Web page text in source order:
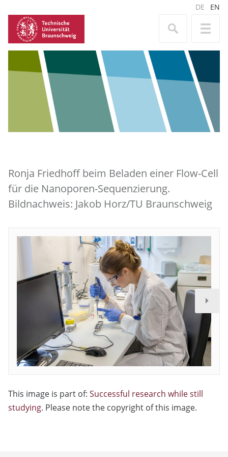
DE EN
Ronja Friedhoff beim Beladen einer Flow-Cell
für die Nanoporen-Sequenzierung.
Bildnachweis: Jakob Horz/TU Braunschweig
This image is part of: Successful research while still
studying. Please note the copyright of this image.